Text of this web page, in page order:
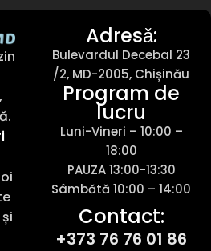
Adresǎ:
Bulevardul Decebal 23
/2, MD-2005, Chișinău
Program de
lucru
Luni-Vineri – 10:00 –
18:00
PAUZA 13:00-13:30
Sâmbătă 10:00 – 14:00
Contact:
+373 76 76 01 86